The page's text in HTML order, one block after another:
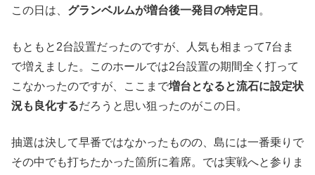
この日は、 グランベルムが増台後一発目の特定日 。
もともと2台設置だったのですが、人気も相まって7台ま
で増えました。このホールでは2台設置の期間全く打って
こなかったのですが、ここまで増台となると流石に設定状
況も良化するだろうと思い狙ったのがこの日。
抽選は決して早番ではなかったものの、島には一番乗りで
その中でも打ちたかった箇所に着席。では実戦へと参りま